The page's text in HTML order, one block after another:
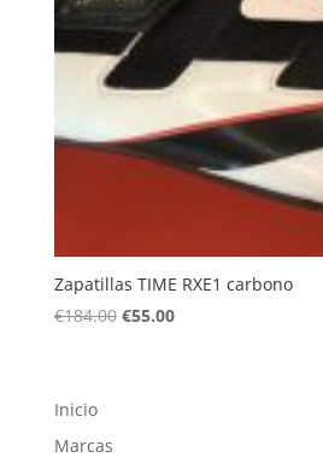
Zapatillas TIME RXE1 carbono
€184.00 El
€55.00El
Inicio
Marcas